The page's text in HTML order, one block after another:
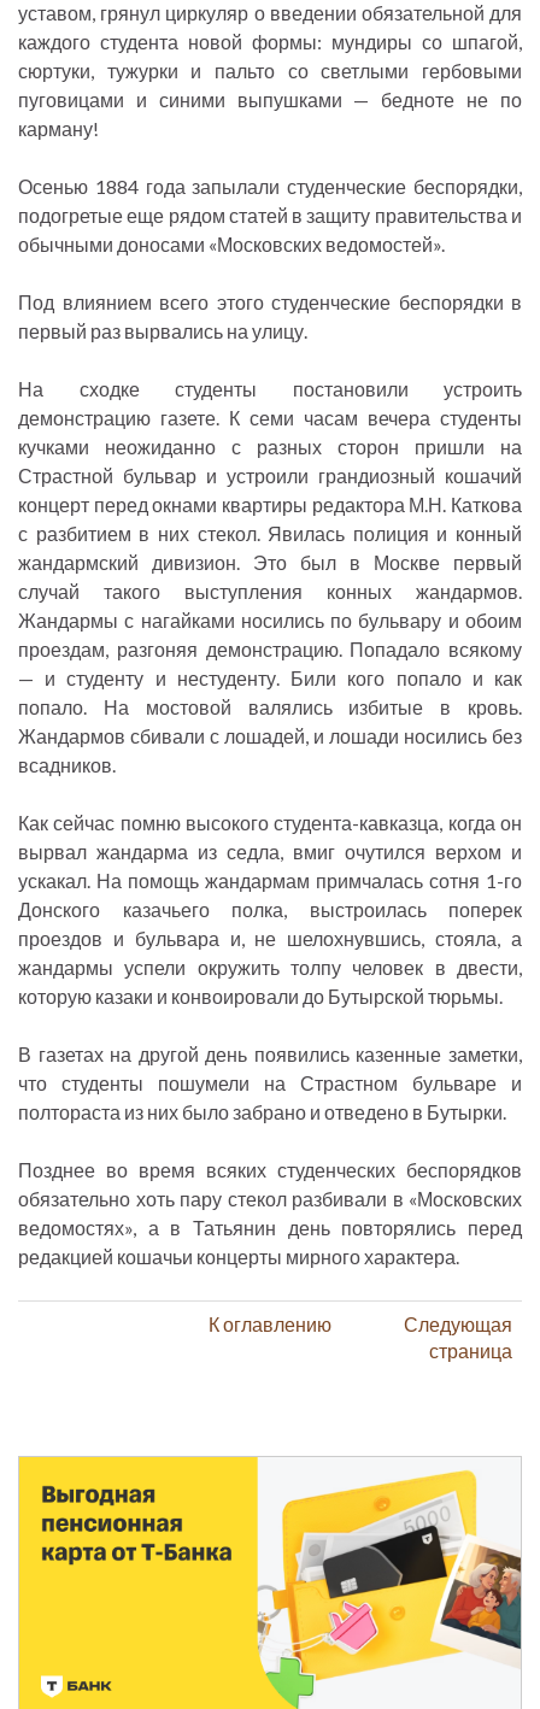
уставом, грянул циркуляр о введении обязательной для
каждого студента новой формы: мундиры со шпагой,
сюртуки, тужурки и пальто со светлыми гербовыми
пуговицами и синими выпушками — бедноте не по
карману!
Осенью 1884 года запылали студенческие беспорядки,
подогретые еще рядом статей в защиту правительства и
обычными доносами «Московских ведомостей».
Под влиянием всего этого студенческие беспорядки в
первый раз вырвались на улицу.
На сходке студенты постановили устроить
демонстрацию газете. К семи часам вечера студенты
кучками неожиданно с разных сторон пришли на
Страстной бульвар и устроили грандиозный кошачий
концерт перед окнами квартиры редактора М.Н. Каткова
с разбитием в них стекол. Явилась полиция и конный
жандармский дивизион. Это был в Москве первый
случай такого выступления конных жандармов.
Жандармы с нагайками носились по бульвару и обоим
проездам, разгоняя демонстрацию. Попадало всякому
— и студенту и нестуденту. Били кого попало и как
попало. На мостовой валялись избитые в кровь.
Жандармов сбивали с лошадей, и лошади носились без
всадников.
Как сейчас помню высокого студента-кавказца, когда он
вырвал жандарма из седла, вмиг очутился верхом и
ускакал. На помощь жандармам примчалась сотня 1-го
Донского казачьего полка, выстроилась поперек
проездов и бульвара и, не шелохнувшись, стояла, а
жандармы успели окружить толпу человек в двести,
которую казаки и конвоировали до Бутырской тюрьмы.
В газетах на другой день появились казенные заметки,
что студенты пошумели на Страстном бульваре и
полтораста из них было забрано и отведено в Бутырки.
Позднее во время всяких студенческих беспорядков
обязательно хоть пару стекол разбивали в «Московских
ведомостях», а в Татьянин день повторялись перед
редакцией кошачьи концерты мирного характера.
К оглавлению
Следующая
страница